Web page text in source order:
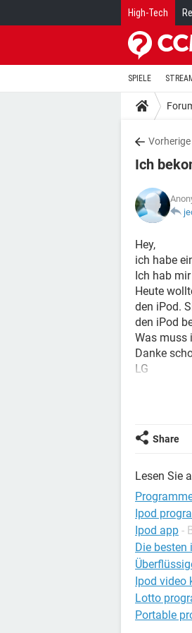
High-Tech
SPIELE
Vorherige
Ich
Hey,
ich habe
Ich hab
Heute
den iPod.
den iPod
Was muss
Danke
LG
Share
Lesen Sie
Ipod
Ipod app -
Die besten
Ipod video
Lotto
Portable